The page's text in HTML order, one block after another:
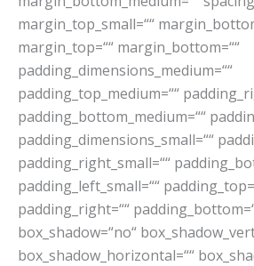
margin_top_small=““
margin_top=““ margin_bottom=““
padding_dimensions_medium=““
padding_top_medium=““
padding_bottom_medium=““
padding_dimensions_small=““
padding_right_small=““
padding_left_small=““
padding_right=““
box_shadow=“no“
box_shadow_horizontal=““